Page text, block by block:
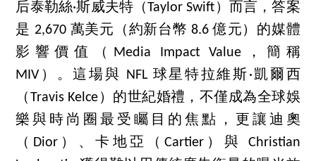
后泰勒絲·斯威夫特（Taylor Swift）而言，答案
是 2,670 萬美元（約新台幣 8.6 億元）的媒體
影響價值（Media Impact Value，簡稱
MIV）。這場與 NFL 球星特拉維斯·凱爾西
（Travis Kelce）的世紀婚禮，不僅成為全球娛
樂與時尚圈最受矚目的焦點，更讓迪奧
（Dior）、卡地亞（Cartier）與 Christian